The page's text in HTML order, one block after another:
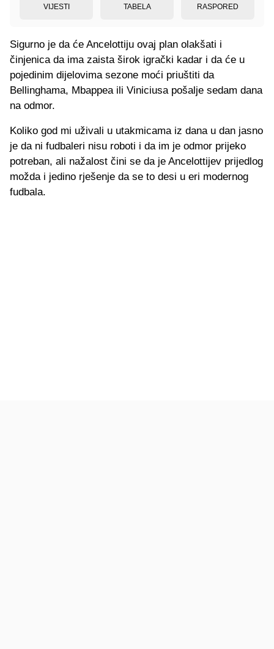
VIJESTI TABELA RASPORED
Sigurno je da će Ancelottiju ovaj plan olakšati i
činjenica da ima zaista širok igrački kadar i da će u
pojedinim dijelovima sezone moći priuštiti da
Bellinghama, Mbappea ili Viniciusa pošalje sedam dana
na odmor.
Koliko god mi uživali u utakmicama iz dana u dan jasno
je da ni fudbaleri nisu roboti i da im je odmor prijeko
potreban, ali nažalost čini se da je Ancelottijev prijedlog
možda i jedino rješenje da se to desi u eri modernog
fudbala.